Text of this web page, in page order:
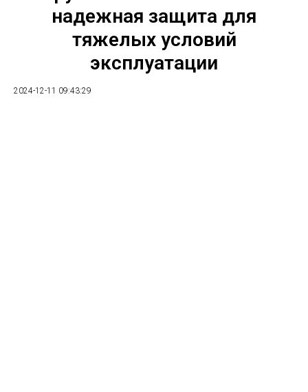
надежная защита для
тяжелых условий
эксплуатации
2024-12-11 09:43:29